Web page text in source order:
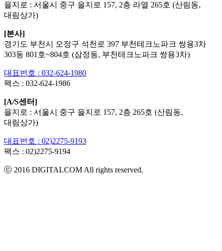
을지로 : 서울시 중구 을지로 157, 2층 라열 265호 (산림동,
대림상가)
[본사]
경기도 부천시 오정구 석천로 397 부천테크노파크 쌍용3차
303동 801호~804호 (삼정동, 부천테크노파크 쌍용3차)
대표번호 : 032-624-1980
팩스 : 032-624-1986
[A/S센터]
을지로 : 서울시 중구 을지로 157, 2층 265호 (산림동,
대림상가)
대표번호 : 02)2275-9193
팩스 : 02)2275-9194​
ⓒ 2016 DIGITALCOM All rights reserved.